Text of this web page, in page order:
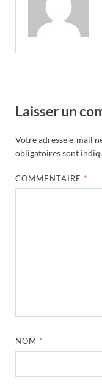
Laisser un
Votre adresse e-mail
obligatoires sont
COMMENTAIRE *
NOM *